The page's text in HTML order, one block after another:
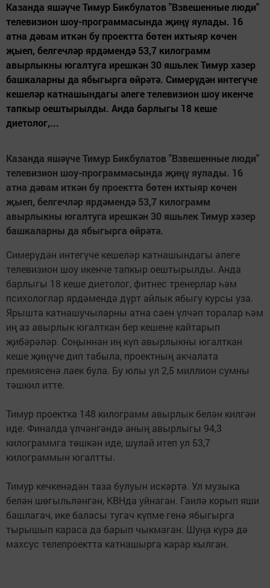
Казанда яшәүче Тимур Бикбулатов "Взвешенные люди"
телевизион шоу-программасында җиңү яулады. 16
атна дәвам иткән бу проектта бөтен ихтыяр көчен
җыеп, белгечләр ярдәмендә 53,7 килограмм
авырлыкны югалтуга ирешкән 30 яшьлек Тимур хәзер
башкаларны да ябыгырга өйрәтә. Симерүдән интегүче
кешеләр катнашындагы әлеге телевизион шоу икенче
тапкыр оештырылды. Анда барлыгы 18 кеше
диетолог,...
Казанда яшәүче Тимур Бикбулатов "Взвешенные люди"
телевизион шоу-программасында җиңү яулады. 16
атна дәвам иткән бу проектта бөтен ихтыяр көчен
җыеп, белгечләр ярдәмендә 53,7 килограмм
авырлыкны югалтуга ирешкән 30 яшьлек Тимур хәзер
башкаларны да ябыгырга өйрәтә.
Симерүдән интегүче кешеләр катнашындагы әлеге
телевизион шоу икенче тапкыр оештырылды. Анда
барлыгы 18 кеше диетолог, фитнес тренерлар һәм
психологлар ярдәмендә дүрт айлык ябыгу курсы уза.
Ярышта катнашучыларны атна саен үлчәп торалар һәм
иң аз авырлык югалткан бер кешене кайтарып
җибәрәләр. Соңыннан иң күп авырлыкны югалткан
кеше җиңүче дип табыла, проектның акчалата
премиясенә лаек була. Бу юлы ул 2,5 миллион сумны
тәшкил итте.
Тимур проектка 148 килограмм авырлык белән килгән
иде. Финалда үлчәнгәндә аның авырлыгы 94,3
килограммга төшкән иде, шулай итеп ул 53,7
килограммын югалтты.
Тимур кечкенәдән таза булуын искәртә. Ул музыка
белән шөгыльләнгән, КВНда уйнаган. Гаилә корып яши
башлагач, ике баласы тугач күпме генә ябыгырга
тырышып караса да барып чыкмаган. Шуңа күрә дә
махсус телепроектта катнашырга карар кылган.